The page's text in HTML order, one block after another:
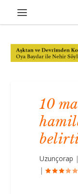
10
Uzunçorap |
|